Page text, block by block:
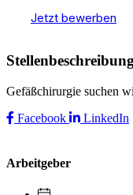
Jetzt bewerben
Gefäßchirurgie suchen
Facebook
LinkedIn
Arbeitgeber